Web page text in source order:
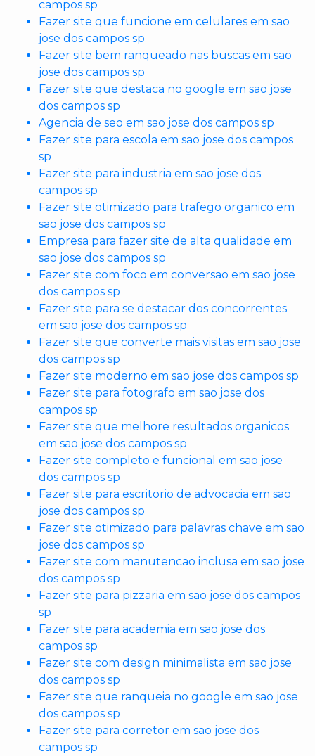
campos sp
Fazer site que funcione em celulares em sao
jose dos campos sp
Fazer site bem ranqueado nas buscas em sao
jose dos campos sp
Fazer site que destaca no google em sao jose
dos campos sp
Agencia de seo em sao jose dos campos sp
Fazer site para escola em sao jose dos campos
sp
Fazer site para industria em sao jose dos
campos sp
Fazer site otimizado para trafego organico em
sao jose dos campos sp
Empresa para fazer site de alta qualidade em
sao jose dos campos sp
Fazer site com foco em conversao em sao jose
dos campos sp
Fazer site para se destacar dos concorrentes
em sao jose dos campos sp
Fazer site que converte mais visitas em sao jose
dos campos sp
Fazer site moderno em sao jose dos campos sp
Fazer site para fotografo em sao jose dos
campos sp
Fazer site que melhore resultados organicos
em sao jose dos campos sp
Fazer site completo e funcional em sao jose
dos campos sp
Fazer site para escritorio de advocacia em sao
jose dos campos sp
Fazer site otimizado para palavras chave em sao
jose dos campos sp
Fazer site com manutencao inclusa em sao jose
dos campos sp
Fazer site para pizzaria em sao jose dos campos
sp
Fazer site para academia em sao jose dos
campos sp
Fazer site com design minimalista em sao jose
dos campos sp
Fazer site que ranqueia no google em sao jose
dos campos sp
Fazer site para corretor em sao jose dos
campos sp